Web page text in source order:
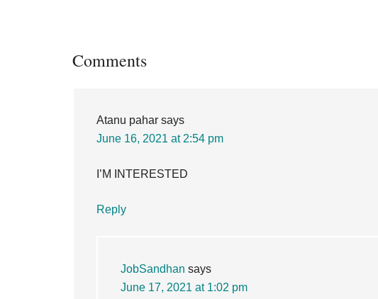
Reader
Comments
Atanu pahar says
June 16, 2021 at 2:54 pm
I’M INTERESTED
Reply
JobSandhan says
June 17, 2021 at 1:02 pm